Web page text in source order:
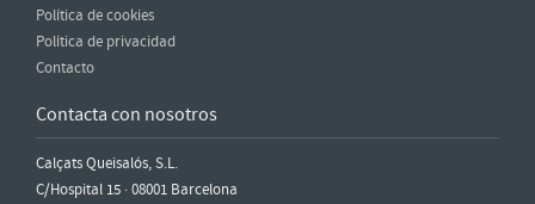
Política de cookies
Política de privacidad
Contacto
Contacta con nosotros
Calçats Queisalós, S.L.
C/Hospital 15 · 08001 Barcelona